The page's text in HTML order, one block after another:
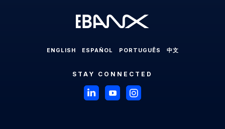
EBANX for Travel & OTA's Solution
Compliance & Legal HUB
Payment Processing in Latin America
ENGLISH ESPAÑOL PORTUGUÊS 中文
STAY CONNECTED